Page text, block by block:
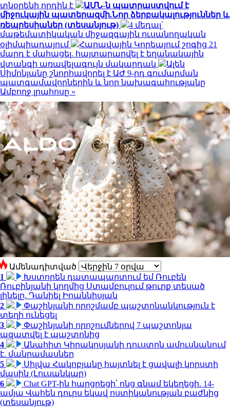
տնօրենի որդին է
ԱՄՆ-ն պատրաստվում է
միջուկային պատերազմի.Նոր ձերբակալություններ և
ռեպրեսիաներ (տեսանյութ)
4 մեդալ՝
մաթեմատիկական միջազգային ուսանողական
օլիմպիադայում
Հարավային Կորեայում շոգից 21
մարդ է մահացել. հայտարարվել է եղանակային
վտանգի առավելագույն մակարդակ
Ալեն
Սիմոնյանը շնորհավորել է ԱԺ 9-րդ գումարման
պատգամավորներին և նոր նախագահությանը
Ամբողջ լրահոսը »
Ամենադիտված
1
Խստորեն դատապարտում եմ Ռուբեն
Ռուբինյանի կողմից Ստամբուլում թուրք տեսած
լինելը. Դանիել Իոաննիսյան
2
Փաշինյանի որոշմամբ պաշտոնանկություն է
տեղի ունեցել
3
Փաշինյանի որոշումներով 7 պաշտոնյա
ազատվել է պաշտոնից
4
Անահիտ Կիրակոսյանի դուստրն ամուսնանում
է. մանրամասներ
5
Սիլվա Հակոբյանը հայտնել է ցավալի կորստի
մասին (Լուսանկար)
6
Chat GPT-ին հարցրեցի՝ ոնց գնամ եկեղեցի. 14-
ամյա Վահեն դուրս եկավ ոստիկանության բաժնից
(տեսանյութ)